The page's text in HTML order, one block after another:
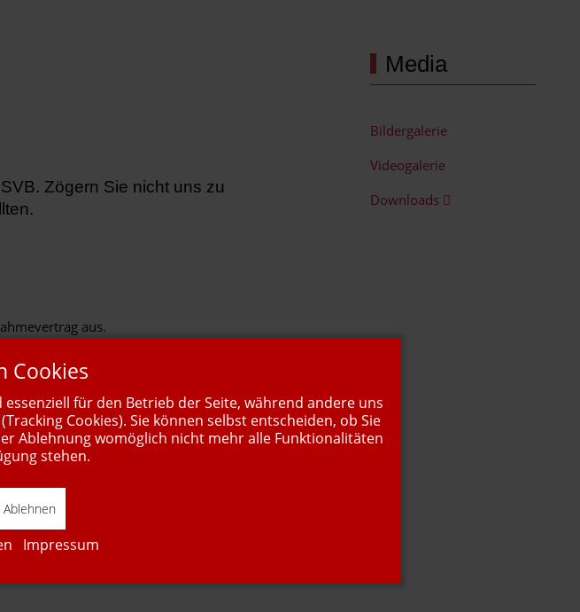
Zögern Sie nicht uns zu
aus.
Gruppe belegt ist.
Media
Bildergalerie
Videogalerie
Downloads
Cookies
für den Betrieb der Seite, während andere uns
Cookies). Sie können selbst entscheiden, ob Sie
Ablehnung womöglich nicht mehr alle Funktionalitäten
stehen.
Ablehnen
Impressum